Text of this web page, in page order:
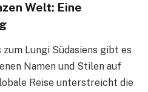
Welt: Eine
Lungi Südasiens gibt es
Namen und Stilen auf
Reise unterstreicht die